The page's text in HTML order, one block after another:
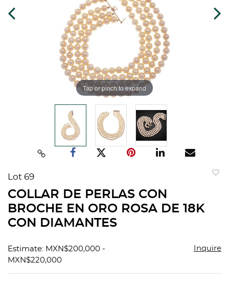
Tap or pinch to expand
Lot 69
COLLAR DE PERLAS CON
BROCHE EN ORO ROSA DE 18K
CON DIAMANTES
Estimate: MXN$200,000 -
MXN$220,000
Inquire